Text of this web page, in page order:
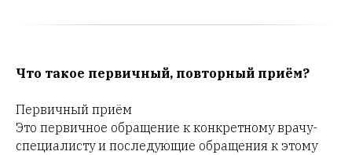
Что такое первичный, повторный приём?
Первичный приём
Это первичное обращение к конкретному врачу-
специалисту и последующие обращения к этому